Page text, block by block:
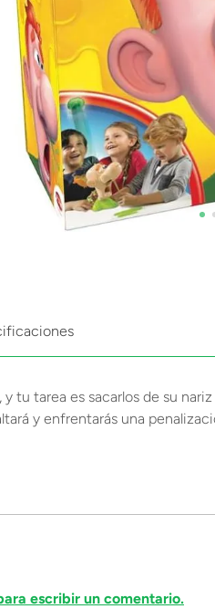
tu tarea es sacarlos de su
y enfrentarás una
escribir un comentario.